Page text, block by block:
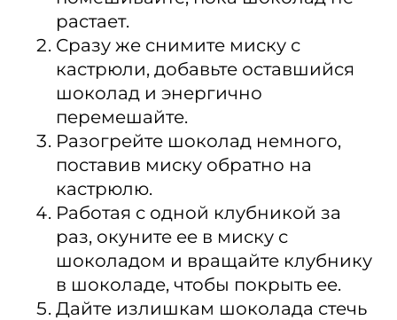
растает.
Сразу же снимите миску с
кастрюли, добавьте оставшийся
шоколад и энергично
перемешайте.
Разогрейте шоколад немного,
поставив миску обратно на
кастрюлю.
Работая с одной клубникой за
раз, окуните ее в миску с
шоколадом и вращайте клубнику
в шоколаде, чтобы покрыть ее.
Дайте излишкам шоколада стечь